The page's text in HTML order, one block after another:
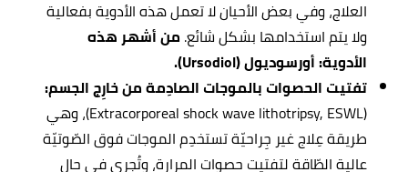
العلاج، وفي بعض الأحيان لا تعمل هذه الأدوية بفعالية
ولا يتم استخدامها بشكل شائع. من أشهر هذه
الأدوية: أورسوديول (Ursodiol).
تفتيت الحصوات بالموجات الصادِمة من خارِج الجسم:
(Extracorporeal shock wave lithotripsy, ESWL)، وهي
طريقة عِلاج غير جِراحيّة تستخدِم الموجات فوق الصّوتيّة
عالية الطّاقة لتفتيت حصوات المرارة، وتُجرى في حال